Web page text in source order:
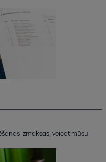
izmaksas, veicot mūsu